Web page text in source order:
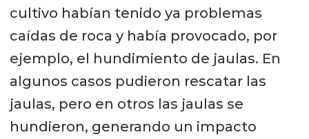
cultivo habían tenido ya problemas
caídas de roca y había provocado, por
ejemplo, el hundimiento de jaulas. En
algunos casos pudieron rescatar las
jaulas, pero en otros las jaulas se
hundieron, generando un impacto